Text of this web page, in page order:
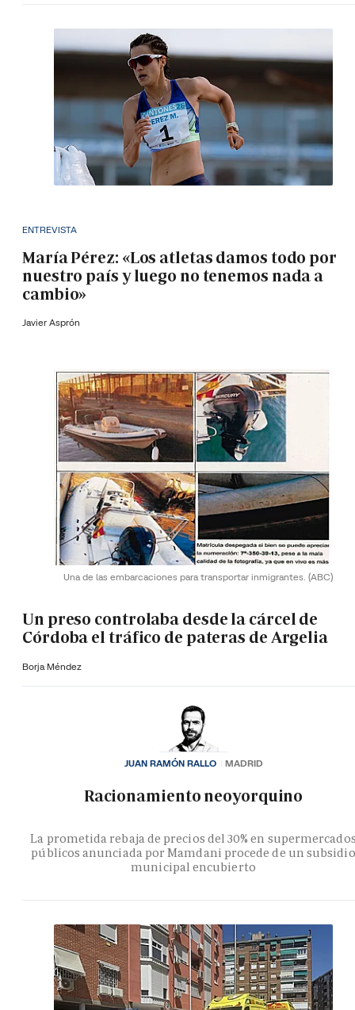
ENTREVISTA
María Pérez: «Los atletas damos todo por
nuestro país y luego no tenemos nada a
cambio»
Javier Asprón
Una de las embarcaciones para transportar inmigrantes. (ABC)
Un preso controlaba desde la cárcel de
Córdoba el tráfico de pateras de Argelia
Borja Méndez
Racionamiento neoyorquino
La prometida rebaja de precios del 30% en
públicos anunciada por Mamdani procede de un subsidio
municipal encubierto
JUAN RAMÓN RALLO MADRID